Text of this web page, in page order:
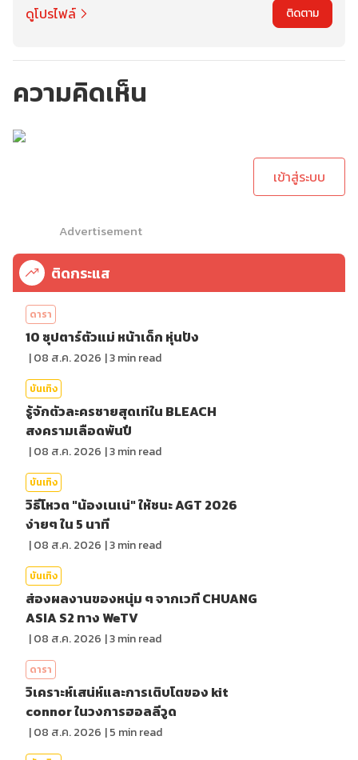
ดูโปรไฟล์
ติดตาม
ความคิดเห็น
เข้าสู่ระบบ
Advertisement
ติดกระแส
ดารา
10 ซุปตาร์ตัวแม่ หน้าเด็ก หุ่นปัง
|08 ส.ค. 2026 |3min read
บันเทิง
รู้จักตัวละครชายสุดเท่ใน BLEACH
สงครามเลือดพันปี
|08 ส.ค. 2026 |3min read
บันเทิง
วิธีโหวต "น้องเนเน่" ให้ชนะ AGT 2026
ง่ายๆ ใน 5 นาที
|08 ส.ค. 2026 |3min read
บันเทิง
ส่องผลงานของหนุ่ม ๆ จากเวที CHUANG
ASIA S2 ทาง WeTV
|08 ส.ค. 2026 |3min read
ดารา
วิเคราะห์เสน่ห์และการเติบโตของ kit
connor ในวงการฮอลลีวูด
|08 ส.ค. 2026 |5 min read